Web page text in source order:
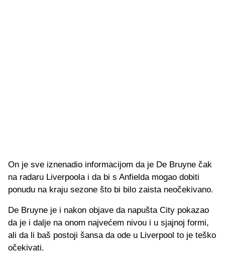
On je sve iznenadio informacijom da je De Bruyne čak
na radaru Liverpoola i da bi s Anfielda mogao dobiti
ponudu na kraju sezone što bi bilo zaista neočekivano.
De Bruyne je i nakon objave da napušta City pokazao
da je i dalje na onom najvećem nivou i u sjajnoj formi,
ali da li baš postoji šansa da ode u Liverpool to je teško
očekivati.